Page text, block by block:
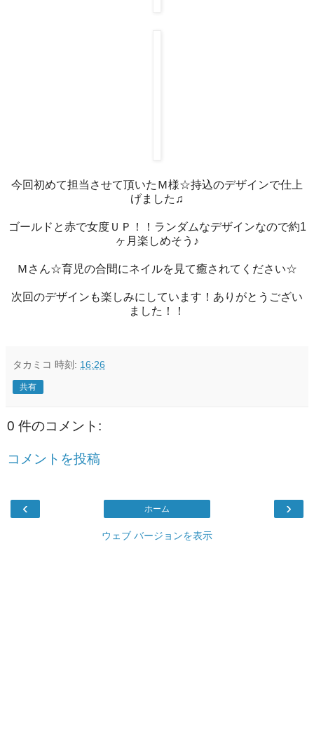
今回初めて担当させて頂いたＭ様☆持込のデザインで仕上
げました♫
ゴールドと赤で女度ＵＰ！！ランダムなデザインなので約1
ヶ月楽しめそう♪
Ｍさん☆育児の合間にネイルを見て癒されてください☆
次回のデザインも楽しみにしています！ありがとうござい
ました！！
タカミコ 時刻: 16:26
共有
0 件のコメント:
コメントを投稿
‹ ›
ホーム
ウェブ バージョンを表示